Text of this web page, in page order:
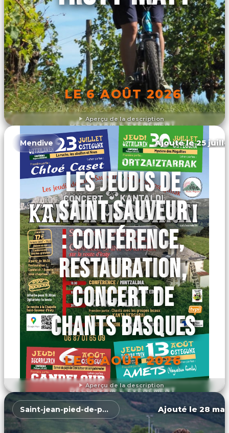
Aperçu de la description
LE 6 AOÛT 2026
DÉCOUVRIR L'ÉVÉNEMENT
Aperçu de la description
Mendive Ajouté le 25
LES JEUDIS DE
SAINT SAUVEUR
: CONFÉRENCE,
RESTAURATION,
CONCERT DE
CHANTS BASQUES
LE 6 AOÛT 2026
DÉCOUVRIR L'ÉVÉNEMENT
Saint-jean-pied-de-port Ajouté le 28